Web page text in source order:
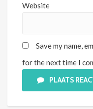
Website
Save my name,
for the next time I
PLAATS